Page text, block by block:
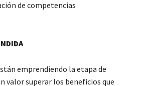
de competencias
emprendiendo la etapa de
valor superar los beneficios que